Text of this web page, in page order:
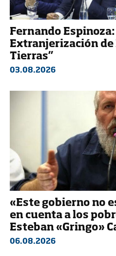
Fernando Espinoza:
Extranjerización de
Tierras”
03.08.2026
«Este gobierno no
en cuenta a los
Esteban «Gringo»
06.08.2026